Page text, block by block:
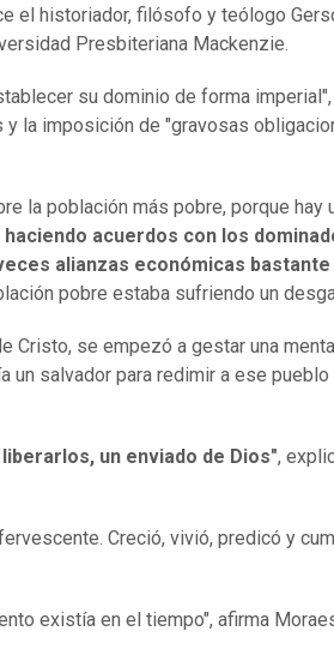
el historiador, filósofo y teólogo
Presbiteriana Mackenzie.
su dominio de forma
la imposición de "gravosas
la población más pobre, porque hay
haciendo acuerdos con los
alianzas económicas bastante
pobre estaba sufriendo un
Cristo, se empezó a gestar una
un salvador para redimir a ese pueblo
un enviado de Dios",
Creció, vivió, predicó y
existía en el tiempo", afirma